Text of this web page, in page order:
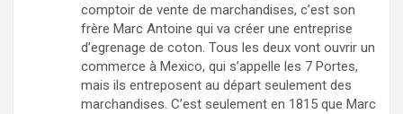
comptoir de vente de marchandises, c’est son
frère Marc Antoine qui va créer une entreprise
d’egrenage de coton. Tous les deux vont ouvrir un
commerce à Mexico, qui s’appelle les 7 Portes,
mais ils entreposent au départ seulement des
marchandises. C’est seulement en 1815 que Marc